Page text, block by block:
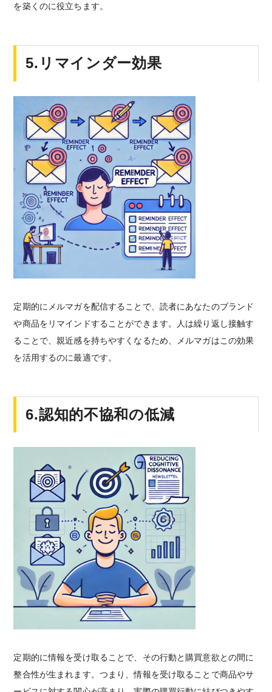
を築くのに役立ちます。
5.リマインダー効果
定期的にメルマガを配信することで、読者にあなたのブランド
や商品をリマインドすることができます。人は繰り返し接触す
ることで、親近感を持ちやすくなるため、メルマガはこの効果
を活用するのに最適です。
6.認知的不協和の低減
定期的に情報を受け取ることで、その行動と購買意欲との間に
整合性が生まれます。つまり、情報を受け取ることで商品やサ